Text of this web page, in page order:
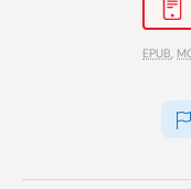
EPUB,